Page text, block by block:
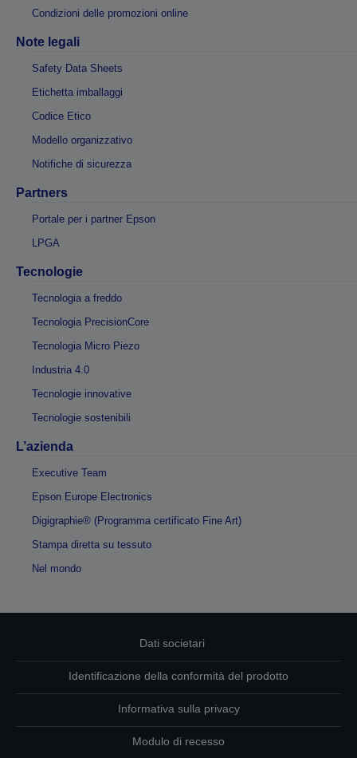
Condizioni delle promozioni online
Note legali
Safety Data Sheets
Etichetta imballaggi
Codice Etico
Modello organizzativo
Notifiche di sicurezza
Partners
Portale per i partner Epson
LPGA
Tecnologie
Tecnologia a freddo
Tecnologia PrecisionCore
Tecnologia Micro Piezo
Industria 4.0
Tecnologie innovative
Tecnologie sostenibili
L’azienda
Executive Team
Epson Europe Electronics
Digigraphie® (Programma certificato Fine Art)
Stampa diretta su tessuto
Nel mondo
Dati societari
Identificazione della conformità del prodotto
Informativa sulla privacy
Modulo di recesso